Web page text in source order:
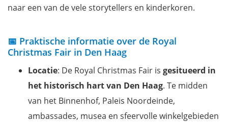
naar een van de vele storytellers en kinderkoren.
📅 Praktische informatie over de Royal
Christmas Fair in Den Haag
Locatie: De Royal Christmas Fair is gesitueerd in
het historisch hart van Den Haag. Te midden
van het Binnenhof, Paleis Noordeinde,
ambassades, musea en sfeervolle winkelgebieden